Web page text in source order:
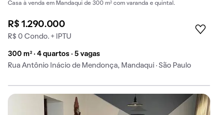
Casa à venda em Mandaqui de 300 m² com varanda e quintal.
R$ 1.290.000
R$ 0 Condo. + IPTU
300 m² · 4 quartos · 5 vagas
Rua Antônio Inácio de Mendonça, Mandaqui · São Paulo